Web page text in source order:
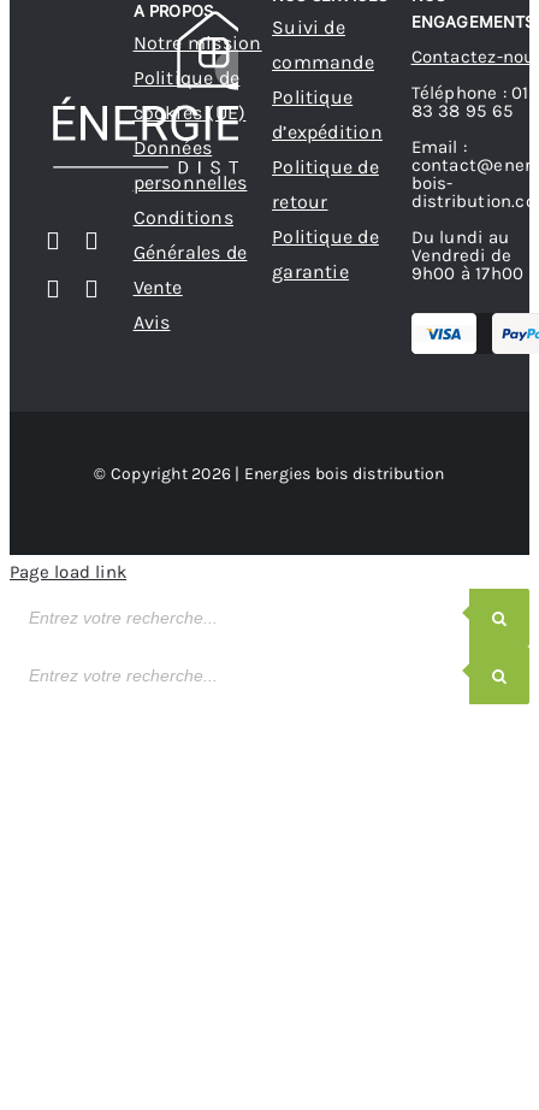
la
page
du
A PROPOS
Notre mission
Politique de
cookies (UE)
Données
personnelles
Conditions
Générales de
Vente
Avis
Suivi de
commande
Politique
d’expédition
Politique de
retour
Politique de
garantie
ENGAGEMENTS
Contactez-
Téléphone : 01
83 38 95 65
Email :
bois-
Du lundi au
Vendredi de
9h00 à 17h00
© Copyright 2026 | Energies bois distribution
Page load link
de
de